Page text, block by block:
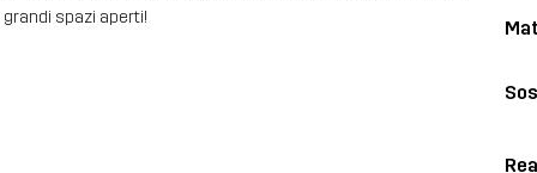
grandi spazi aperti!